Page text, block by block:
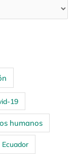
19
humanos
Ecuador